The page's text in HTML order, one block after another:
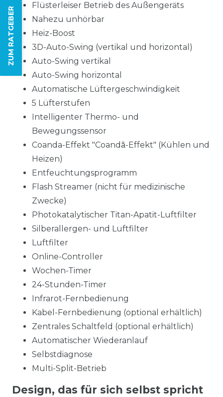
ZUM RATGEBER
Flüsterleiser Betrieb des Außengeräts
Nahezu unhörbar
Heiz-Boost
3D-Auto-Swing (vertikal und horizontal)
Auto-Swing vertikal
Auto-Swing horizontal
Automatische Lüftergeschwindigkeit
5 Lüfterstufen
Intelligenter Thermo- und
Bewegungssensor
Coanda-Effekt "Coandă-Effekt" (Kühlen und
Heizen)
Entfeuchtungsprogramm
Flash Streamer (nicht für medizinische
Zwecke)
Photokatalytischer Titan-Apatit-Luftfilter
Silberallergen- und Luftfilter
Luftfilter
Online-Controller
Wochen-Timer
24-Stunden-Timer
Infrarot-Fernbedienung
Kabel-Fernbedienung (optional erhältlich)
Zentrales Schaltfeld (optional erhältlich)
Automatischer Wiederanlauf
Selbstdiagnose
Multi-Split-Betrieb
Design, das für sich selbst spricht